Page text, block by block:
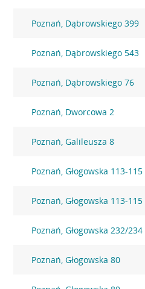
Poznań, Dąbrowskiego 399
Poznań, Dąbrowskiego 543
Poznań, Dąbrowskiego 76
Poznań, Dworcowa 2
Poznań, Galileusza 8
Poznań, Głogowska 113-115
Poznań, Głogowska 113-115
Poznań, Głogowska 232/234
Poznań, Głogowska 80